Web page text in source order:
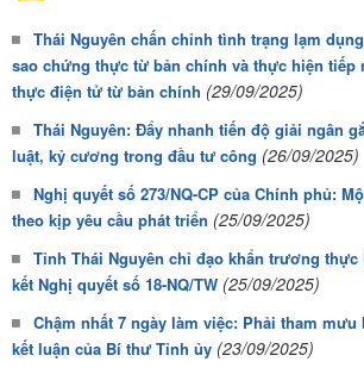
Thái Nguyên chấn chỉnh tình trạng lạm
sao chứng thực từ bản chính và thực hiện tiếp
thực điện tử từ bản chính (29/09/2025)
Thái Nguyên: Đẩy nhanh tiến độ giải ngân
luật, kỷ cương trong đầu tư công (26/09/2025)
Nghị quyết số 273/NQ-CP của Chính phủ:
theo kịp yêu cầu phát triển (25/09/2025)
Tỉnh Thái Nguyên chỉ đạo khẩn trương thực
kết Nghị quyết số 18-NQ/TW (25/09/2025)
Chậm nhất 7 ngày làm việc: Phải tham
kết luận của Bí thư Tỉnh ủy (23/09/2025)